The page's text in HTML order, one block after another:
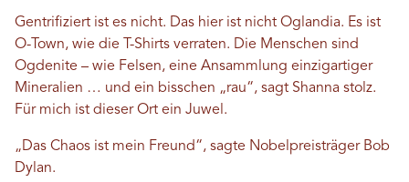
Gentrifiziert ist es nicht. Das hier ist nicht Oglandia. Es ist
O-Town, wie die T-Shirts verraten. Die Menschen sind
Ogdenite – wie Felsen, eine Ansammlung einzigartiger
Mineralien … und ein bisschen „rau“, sagt Shanna stolz.
Für mich ist dieser Ort ein Juwel.
„Das Chaos ist mein Freund“, sagte Nobelpreisträger Bob
Dylan.